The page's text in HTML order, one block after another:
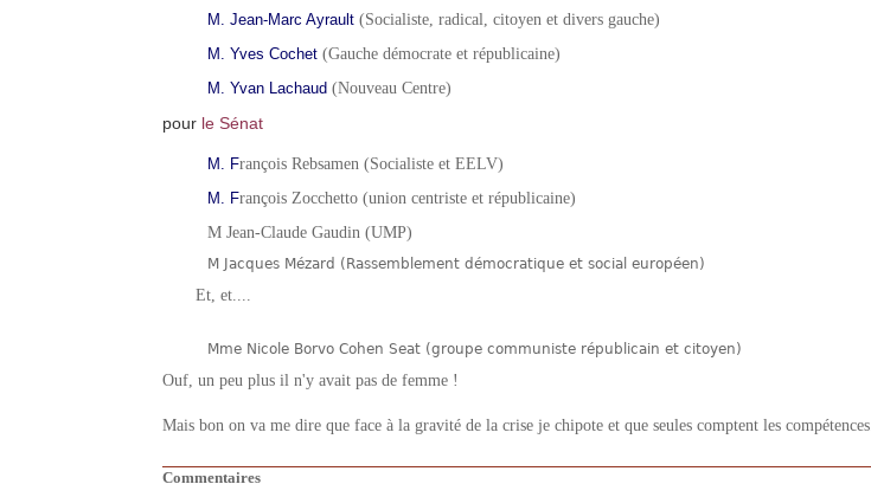
M. Jean-Marc Ayrault (Socialiste, radical, citoyen et divers gauche)
M. Yves Cochet (Gauche démocrate et républicaine)
M. Yvan Lachaud (Nouveau Centre)
pour le Sénat
M. François Rebsamen (Socialiste et EELV)
M. François Zocchetto (union centriste et républicaine)
M Jean-Claude Gaudin (UMP)
M Jacques Mézard (Rassemblement démocratique et social européen)
Et, et....
Mme Nicole Borvo Cohen Seat (groupe communiste républicain et citoyen)
Ouf, un peu plus il n'y avait pas de femme !
Mais bon on va me dire que face à la gravité de la crise je chipote et que seules comptent les compétences.
Commentaires